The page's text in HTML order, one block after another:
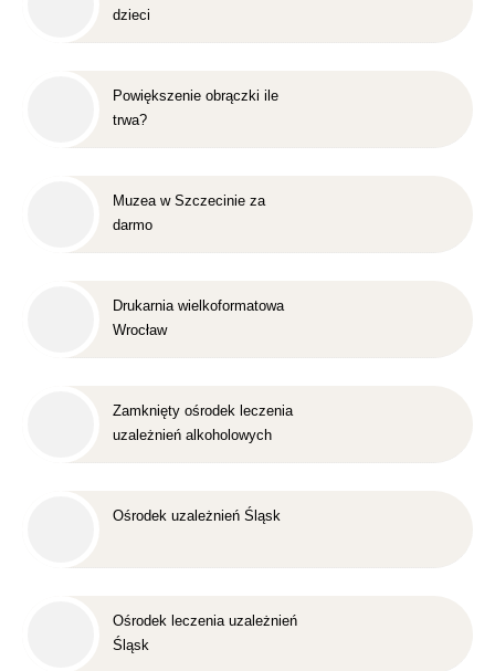
dzieci
Powiększenie obrączki ile
trwa?
Muzea w Szczecinie za
darmo
Drukarnia wielkoformatowa
Wrocław
Zamknięty ośrodek leczenia
uzależnień alkoholowych
Ośrodek uzależnień Śląsk
Ośrodek leczenia uzależnień
Śląsk